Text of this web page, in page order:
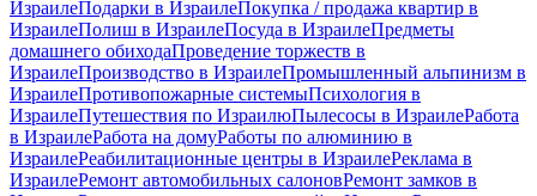
ИзраилеПодарки в ИзраилеПокупка / продажа квартир в
ИзраилеПолиш в ИзраилеПосуда в ИзраилеПредметы
домашнего обиходаПроведение торжеств в
ИзраилеПроизводство в ИзраилеПромышленный альпинизм в
ИзраилеПротивопожарные системыПсихология в
ИзраилеПутешествия по ИзраилюПылесосы в ИзраилеРабота
в ИзраилеРабота на домуРаботы по алюминию в
ИзраилеРеабилитационные центры в ИзраилеРеклама в
ИзраилеРемонт автомобильных салоновРемонт замков в